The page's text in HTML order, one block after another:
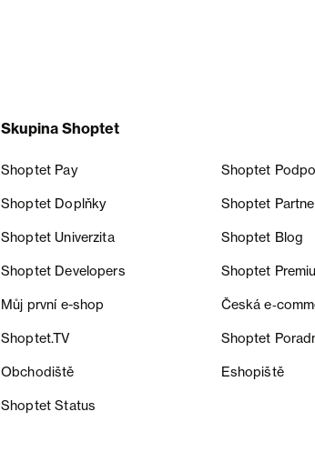
Skupina Shoptet
Shoptet Pay Shoptet
Shoptet Doplňky Shoptet
Shoptet Univerzita Shoptet Blog
Shoptet Developers Shoptet
Můj první e-shop Česká
Shoptet.TV Shoptet
Obchodiště Eshopiště
Shoptet Status